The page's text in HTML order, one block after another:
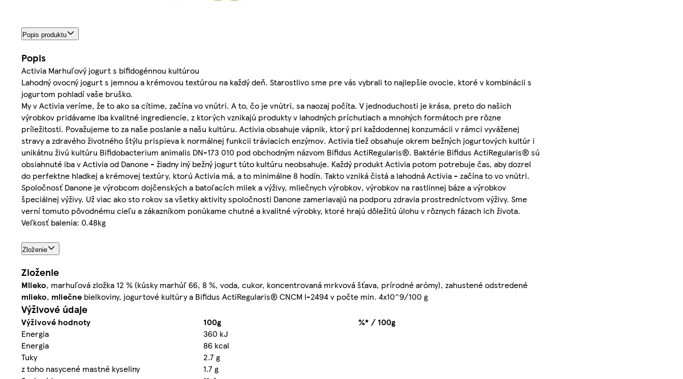
Popis produktu
Popis
Activia Marhuľový jogurt s bifidogénnou kultúrou
Lahodný ovocný jogurt s jemnou a krémovou textúrou na každý deň. Starostlivo sme pre vás vybrali to najlepšie ovocie, ktoré v kombinácii s
jogurtom pohladí vaše bruško.
My v Activia veríme, že to ako sa cítime, začína vo vnútri. A to, čo je vnútri, sa naozaj počíta. V jednoduchosti je krása, preto do našich
výrobkov pridávame iba kvalitné ingrediencie, z ktorých vznikajú produkty v lahodných príchutiach a mnohých formátoch pre rôzne
príležitosti. Považujeme to za naše poslanie a našu kultúru. Activia obsahuje vápnik, ktorý pri každodennej konzumácii v rámci vyváženej
stravy a zdravého životného štýlu prispieva k normálnej funkcii tráviacich enzýmov. Activia tiež obsahuje okrem bežných jogurtových kultúr i
unikátnu živú kultúru Bifidobacterium animalis DN-173 010 pod obchodným názvom Bifidus ActiRegularis®. Baktérie Bifidus ActiRegularis® sú
obsiahnuté iba v Activia od Danone - žiadny iný bežný jogurt túto kultúru neobsahuje. Každý produkt Activia potom potrebuje čas, aby dozrel
do perfektne hladkej a krémovej textúry, ktorú Activia má, a to minimálne 8 hodín. Takto vzniká čistá a lahodná Activia - začína to vo vnútri.
Spoločnosť Danone je výrobcom dojčenských a batoľacích mliek a výživy, mliečnych výrobkov, výrobkov na rastlinnej báze a výrobkov
špeciálnej výživy. Už viac ako sto rokov sa všetky aktivity spoločnosti Danone zameriavajú na podporu zdravia prostredníctvom výživy. Sme
verní tomuto pôvodnému cieľu a zákazníkom ponúkame chutné a kvalitné výrobky, ktoré hrajú dôležitú úlohu v rôznych fázach ich života.
Veľkosť balenia: 0.48kg
Zloženie
Zloženie
Mlieko, marhuľová zložka 12 % (kúsky marhúľ 66, 8 %, voda, cukor, koncentrovaná mrkvová šťava, prírodné arómy), zahustené odstredené
mlieko, mliečne bielkoviny, jogurtové kultúry a Bifidus ActiRegularis® CNCM I-2494 v počte min. 4x10^9/100 g
Výživové údaje
Výživové hodnoty 100g
%* / 100g
Energia
360 kJ
Energia
86 kcal
Tuky
2.7 g
z toho nasycené mastné kyseliny
1.7 g